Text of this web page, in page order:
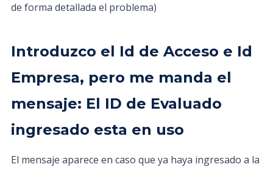
de forma detallada el problema)
Introduzco el Id de Acceso e Id
Empresa, pero me manda el
mensaje: El ID de Evaluado
ingresado esta en uso
El mensaje aparece en caso que ya haya ingresado a la